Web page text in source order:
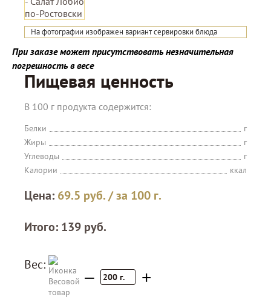
На фотографии изображен вариант сервировки блюда
При заказе может присутствовать незначительная
погрешность в весе
Пищевая ценность
В 100 г продукта содержится:
Белки
г
Жиры
г
Углеводы
г
Калории
ккал
Цена: 69.5 руб./ за 100 г.
Итого: 139 руб.
Вес:
– 200 г. +